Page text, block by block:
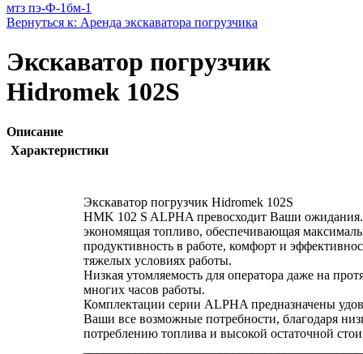
мтз пэ-Ф-1бм-1
Вернуться к: Аренда экскаватора погрузчика
Экскаватор погрузчик
Hidromek 102S
Описание
Характеристики
Экскаватор погрузчик Hidromek 102S
HMK 102 S ALPHA превосходит Ваши
экономящая топливо, обеспечивающая
продуктивность в работе, комфорт и
тяжелых условиях работы.
Низкая утомляемость для оператора даже на
многих часов работы.
Комплектации серии ALPHA предназначены
Ваши все возможные потребности, благодаря
потреблению топлива и высокой остаточной